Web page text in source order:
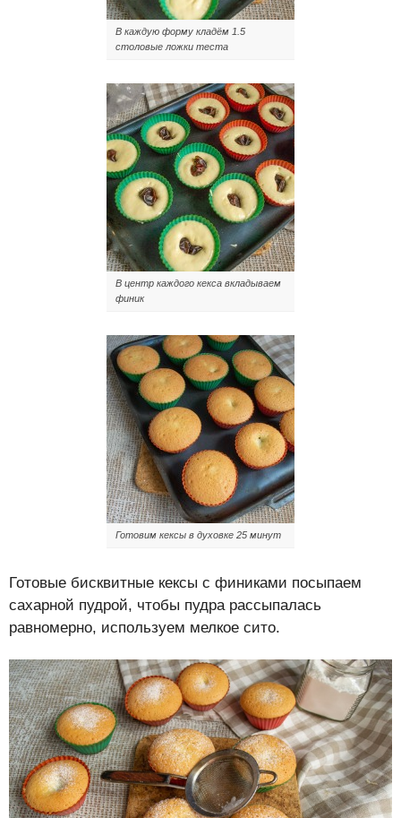
В каждую форму кладём 1.5
столовые ложки теста
В центр каждого кекса вкладываем
финик
Готовим кексы в духовке 25 минут
Готовые бисквитные кексы с финиками посыпаем
сахарной пудрой, чтобы пудра рассыпалась
равномерно, используем мелкое сито.